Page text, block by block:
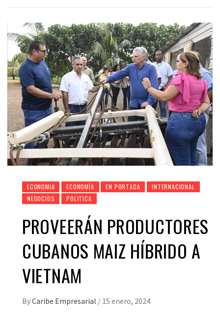
ECONOMIA ECONOMÍA EN PORTADA
INTERNACIONAL
NEGOCIOS
POLITICA
PROVEERÁN PRODUCTORES
CUBANOS MAIZ HÍBRIDO A
VIETNAM
ByCaribe Empresarial / 15 enero, 2024